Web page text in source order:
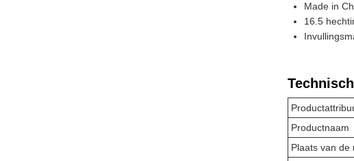
Made in
16.5
Productnaam
Plaats van de